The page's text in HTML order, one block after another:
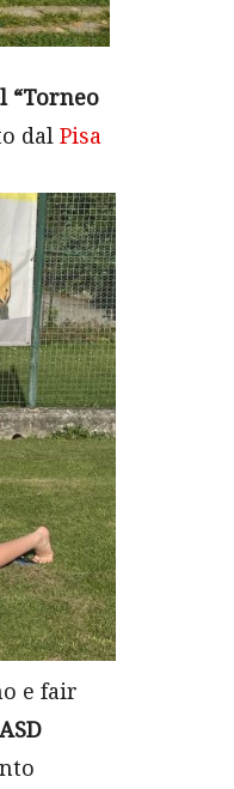
“Torneo
dal Pisa
e fair
ASD